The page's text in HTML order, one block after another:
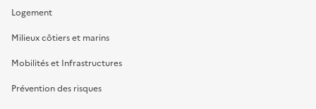
Logement
Milieux côtiers et marins
Mobilités et Infrastructures
Prévention des risques